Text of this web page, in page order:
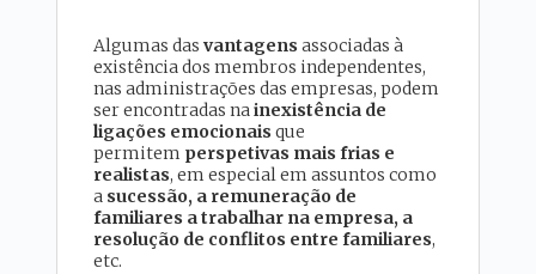
Algumas das vantagens associadas à
existência dos membros independentes,
nas administrações das empresas, podem
ser encontradas nainexistência de
ligações emocionais que
permitem perspetivas mais frias e
realistas, em especial em assuntos como
a sucessão, a remuneração de
familiares a trabalhar na empresa, a
resolução de conflitos entre familiares,
etc.